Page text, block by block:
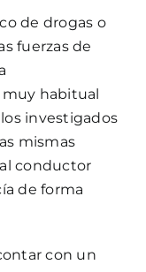
de drogas o
fuerzas de
muy habitual
investigados
mismas
conductor
de forma
con un